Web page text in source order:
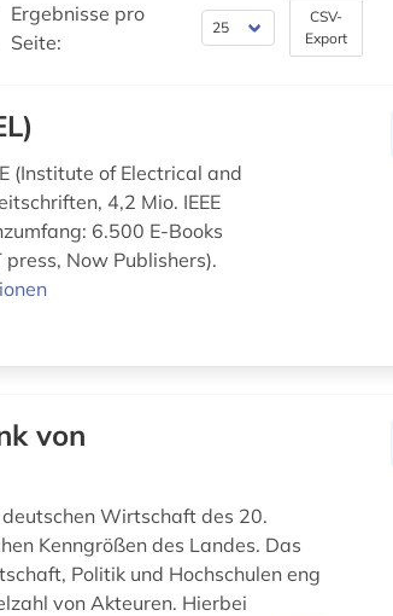
Ergebnisse pro
Seite:
CSV-
Export
(Institute of Electrical and
4,2 Mio. IEEE
6.500 E-Books
Now Publishers).
von
Wirtschaft des 20.
Kenngrößen des Landes. Das
Politik und Hochschulen eng
von Akteuren. Hierbei